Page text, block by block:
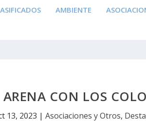
AMBIENTE
CON LOS
13, 2023 | Asociaciones y Otros,